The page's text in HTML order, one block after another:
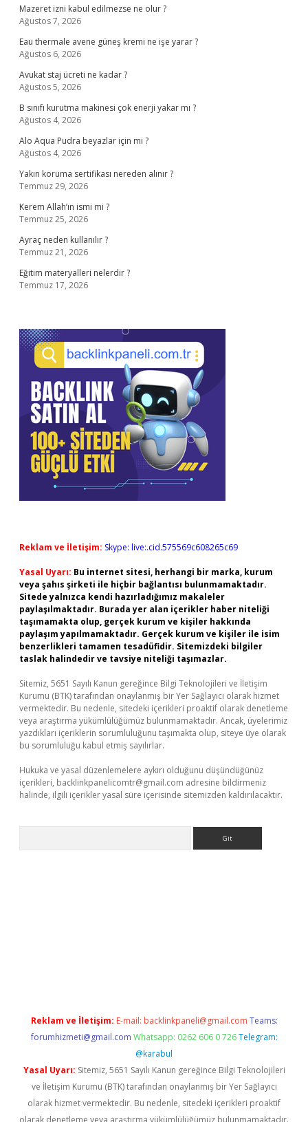
Mazeret izni kabul edilmezse ne olur ?
Ağustos 7, 2026
Eau thermale avene güneş kremi ne işe yarar ?
Ağustos 6, 2026
Avukat staj ücreti ne kadar ?
Ağustos 5, 2026
B sınıfı kurutma makinesi çok enerji yakar mı ?
Ağustos 4, 2026
Alo Aqua Pudra beyazlar için mi ?
Ağustos 4, 2026
Yakın koruma sertifikası nereden alınır ?
Temmuz 29, 2026
Kerem Allah’ın ismi mi ?
Temmuz 25, 2026
Ayraç neden kullanılır ?
Temmuz 21, 2026
Eğitim materyalleri nelerdir ?
Temmuz 17, 2026
Reklam ve İletişim: Skype: live:.cid.575569c608265c69
Yasal Uyarı: Bu internet sitesi, herhangi bir marka, kurum
veya şahıs şirketi ile hiçbir bağlantısı bulunmamaktadır.
Sitede yalnızca kendi hazırladığımız makaleler
paylaşılmaktadır. Burada yer alan içerikler haber niteliği
taşımamakta olup, gerçek kurum ve kişiler hakkında
paylaşım yapılmamaktadır. Gerçek kurum ve kişiler ile isim
benzerlikleri tamamen tesadüfidir. Sitemizdeki bilgiler
taslak halindedir ve tavsiye niteliği taşımazlar.
Sitemiz, 5651 Sayılı Kanun gereğince Bilgi Teknolojileri ve İletişim
Kurumu (BTK) tarafından onaylanmış bir Yer Sağlayıcı olarak hizmet
vermektedir. Bu nedenle, sitedeki içerikleri proaktif olarak denetleme
veya araştırma yükümlülüğümüz bulunmamaktadır. Ancak, üyelerimiz
yazdıkları içeriklerin sorumluluğunu taşımakta olup, siteye üye olarak
bu sorumluluğu kabul etmiş sayılırlar.
Hukuka ve yasal düzenlemelere aykırı olduğunu düşündüğünüz
içerikleri, backlinkpanelicomtr@gmail.com adresine bildirmeniz
halinde, ilgili içerikler yasal süre içerisinde sitemizden kaldırılacaktır.
Reklam ve İletişim: E-mail: backlinkpaneli@gmail.com Teams:
forumhizmeti@gmail.com Whatsapp: 0262 606 0 726 Telegram:
@karabul
Yasal Uyarı: Sitemiz, 5651 Sayılı Kanun gereğince Bilgi Teknolojileri
ve İletişim Kurumu (BTK) tarafından onaylanmış bir Yer Sağlayıcı
olarak hizmet vermektedir. Bu nedenle, sitedeki içerikleri proaktif
olarak denetleme veya araştırma yükümlülüğümüz bulunmamaktadır.